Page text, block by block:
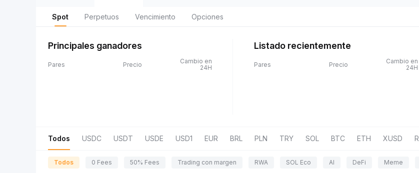
Spot Perpetuos Vencimiento Opciones
Principales ganadores
Pares Precio
Cambio en
24H
Listado recientemente
Pares Precio
Cambio en
24H
Todos USDC USDT USDE USD1 EUR BRL PLN TRY SOL BTC ETH XUSD
Todos 0 Fees 50% Fees Trading con margen RWA SOL Eco AI DeFi Meme